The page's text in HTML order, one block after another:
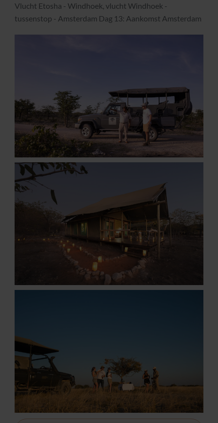
Vlucht Etosha - Windhoek, vlucht Windhoek -
tussenstop - Amsterdam Dag 13: Aankomst Amsterdam